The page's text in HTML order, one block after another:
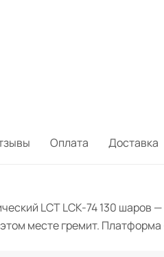
Оплата Доставка
LCT LCK-74 130 шаров
месте гремит.